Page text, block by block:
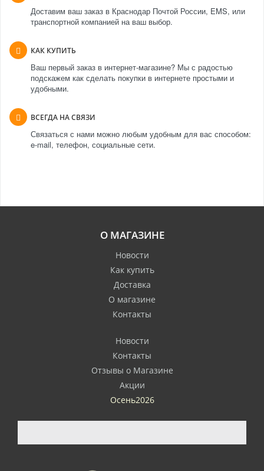
Доставим ваш заказ в Краснодар Почтой России, EMS, или
транспортной компанией на ваш выбор.
КАК КУПИТЬ
Ваш первый заказ в интернет-магазине? Мы с радостью
подскажем как сделать покупки в интернете простыми и
удобными.
ВСЕГДА НА СВЯЗИ
Связаться с нами можно любым удобным для вас способом:
e-mail, телефон, социальные сети.
О МАГАЗИНЕ
Новости
Как купить
Доставка
О магазине
Контакты
Новости
Контакты
Отзывы о Магазине
Акции
Осень2026